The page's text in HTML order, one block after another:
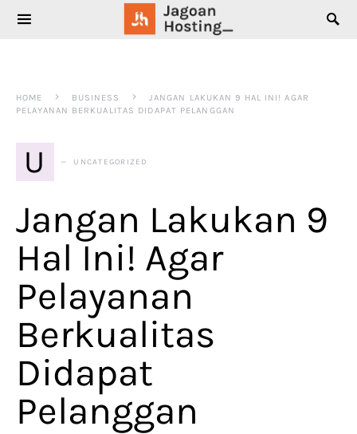
SEARCH FOR:
HOME BUSINESS
JANGAN LAKUKAN 9 HAL INI! AGAR
PELAYANAN BERKUALITAS DIDAPAT PELANGGAN
U UNCATEGORIZED
Jangan Lakukan 9
Hal Ini! Agar
Pelayanan
Berkualitas
Didapat
Pelanggan